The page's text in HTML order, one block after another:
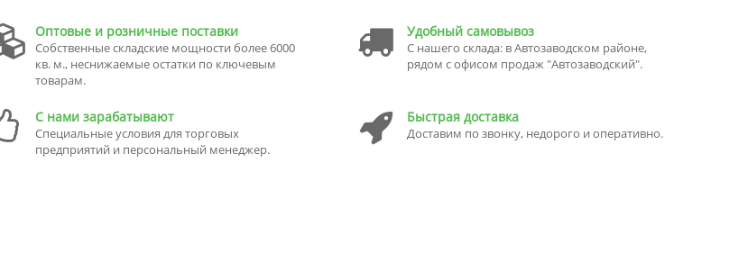
Оптовые и розничные поставки
Собственные складские мощности более 6000
кв. м., неснижаемые остатки по ключевым
товарам.
Удобный самовывоз
С нашего склада: в Автозаводском районе,
рядом с офисом продаж "Автозаводский".
С нами зарабатывают
Специальные условия для торговых
предприятий и персональный менеджер.
Быстрая доставка
Доставим по звонку, недорого и оперативно.